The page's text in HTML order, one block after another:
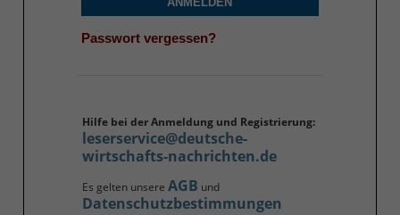
Passwort vergessen?
Hilfe bei der Anmeldung und Registrierung:
leserservice@deutsche-
wirtschafts-nachrichten.de
Es gelten unsere AGB und
Datenschutzbestimmungen